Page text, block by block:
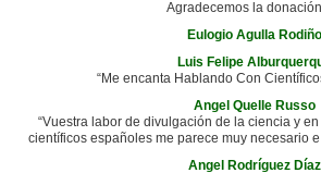
Agradecemos la
Eulogio Agulla Rodiño
Luis Felipe
“Me encanta Hablando Con
Angel Quelle Russo
“Vuestra labor de divulgación de la ciencia y
científicos españoles me parece muy necesario
Angel Rodríguez Díaz